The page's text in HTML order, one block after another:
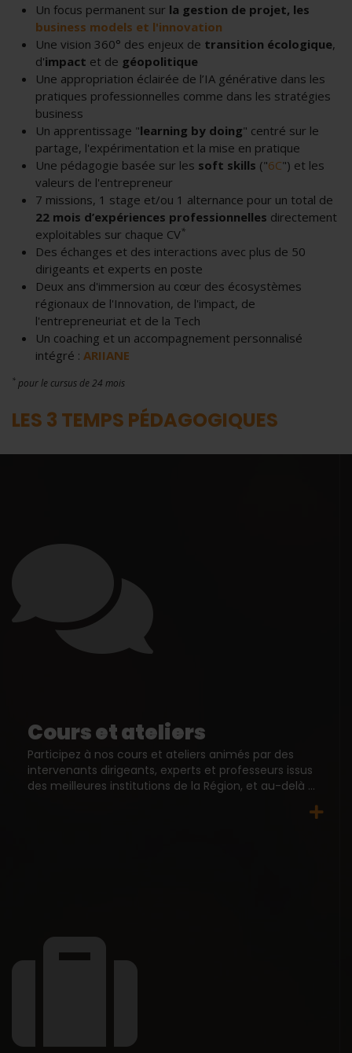
Un focus permanent sur la gestion de projet, les
business models et l'innovation
Une vision 360° des enjeux de transition écologique,
d'impact et de géopolitique
Une appropriation éclairée de l’IA générative dans les
pratiques professionnelles comme dans les stratégies
business
Un apprentissage "learning by doing" centré sur le
partage, l'expérimentation et la mise en pratique
Une pédagogie basée sur les soft skills ("6C") et les
valeurs de l'entrepreneur
7 missions, 1 stage et/ou 1 alternance pour un total de
22 mois d’expériences professionnelles directement
exploitables sur chaque CV*
Des échanges et des interactions avec plus de 50
dirigeants et experts en poste
Deux ans d'immersion au cœur des écosystèmes
régionaux de l'Innovation, de l'impact, de
l'entrepreneuriat et de la Tech
Un coaching et un accompagnement personnalisé
intégré : ARIIANE
* pour le cursus de 24 mois
LES 3 TEMPS PÉDAGOGIQUES
Cours et ateliers
Participez à nos cours et ateliers animés par des
intervenants dirigeants, experts et professeurs issus
des meilleures institutions de la Région, et au-delà ...